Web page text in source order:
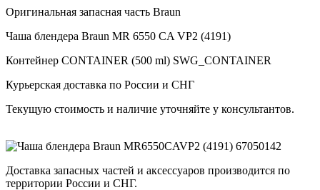
Оригинальная запасная часть Braun
Чаша блендера Braun MR 6550 CA VP2 (4191)
Контейнер CONTAINER (500 ml) SWG_CONTAINER
Курьерская доставка по России и СНГ
Текущую стоимость и наличие уточняйте у консультантов.
Доставка запасных частей и аксессуаров производится по
территории России и СНГ.